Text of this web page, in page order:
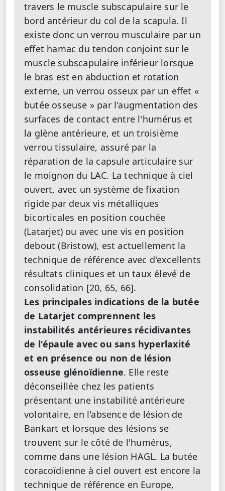
travers le muscle subscapulaire sur le
bord antérieur du col de la scapula. Il
existe donc un verrou musculaire par un
effet hamac du tendon conjoint sur le
muscle subscapulaire inférieur lorsque
le bras est en abduction et rotation
externe, un verrou osseux par un effet «
butée osseuse » par l'augmentation des
surfaces de contact entre l'humérus et
la glène antérieure, et un troisième
verrou tissulaire, assuré par la
réparation de la capsule articulaire sur
le moignon du LAC. La technique à ciel
ouvert, avec un système de fixation
rigide par deux vis métalliques
bicorticales en position couchée
(Latarjet) ou avec une vis en position
debout (Bristow), est actuellement la
technique de référence avec d'excellents
résultats cliniques et un taux élevé de
consolidation [20, 65, 66].
Les principales indications de la butée
de Latarjet comprennent les
instabilités antérieures récidivantes
de l'épaule avec ou sans hyperlaxité
et en présence ou non de lésion
osseuse glénoïdienne. Elle reste
déconseillée chez les patients
présentant une instabilité antérieure
volontaire, en l'absence de lésion de
Bankart et lorsque des lésions se
trouvent sur le côté de l'humérus,
comme dans une lésion HAGL. La butée
coracoïdienne à ciel ouvert est encore la
technique de référence en Europe,